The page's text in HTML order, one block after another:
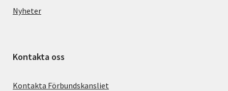
Nyheter
Kontakta oss
Kontakta Förbundskansliet